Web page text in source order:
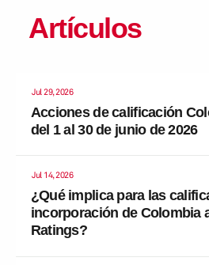
Artículos
Jul 29, 2026
Acciones de calificación
del 1 al 30 de junio de 2026
Jul 14, 2026
¿Qué implica para las
incorporación de Colombia
Ratings?